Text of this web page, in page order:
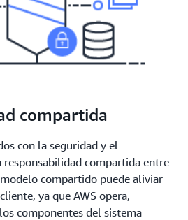
compartida
con la seguridad y el
compartida entre
compartido puede aliviar
ya que AWS opera,
componentes del sistema